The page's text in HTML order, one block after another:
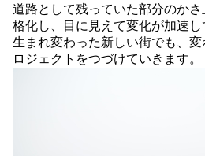
道路として残っていた部分のか
格化し、目に見えて変化が加速し
生まれ変わった新しい街でも、
ロジェクトをつづけていきます。